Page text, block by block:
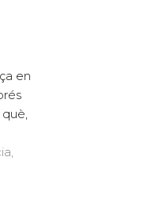
en